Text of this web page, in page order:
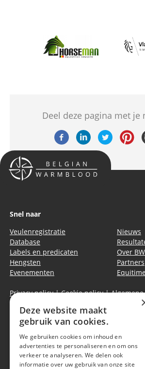
Afbeelding
Deel deze pagina met je
Snel naar
Veulenregistratie
Database
Labels en predicaten
Hengsten
Evenementen
Nieuws
Over
Partners
Equitime
Privacy policy|Cookie policy|
Belgian Warmblood - BWP
Waversebaan 99
B-3050 OUD-HEVERLEE
Deze website maakt
gebruik van cookies.
We gebruiken cookies om inhoud en
advertenties te personaliseren en om ons
verkeer te analyseren. We delen ook
informatie over uw gebruik van onze site